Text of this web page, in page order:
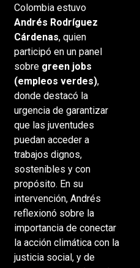
Colombia estuvo
Andrés Rodríguez
Cárdenas, quien
participó en un panel
sobre green jobs
(empleos verdes),
donde destacó la
urgencia de garantizar
que las juventudes
puedan acceder a
trabajos dignos,
sostenibles y con
propósito. En su
intervención, Andrés
reflexionó sobre la
importancia de conectar
la acción climática con la
justicia social, y de